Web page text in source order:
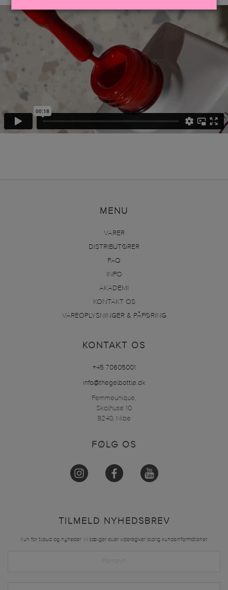
MENU
VARER
DISTRIBUTØRER
FAQ
INFO
AKADEMI
KONTAKT OS
VAREOPLYSNINGER & PÅFØRING
KONTAKT OS
+45 70605001
info@thegelbottle.dk
Femmeunique,
Skalhuse 10
9240, Nibe
FØLG OS
TILMELD NYHEDSBREV
Kun for tilbud og nyheder. Vi sælger eller videregiver aldrig kundeinformationer.